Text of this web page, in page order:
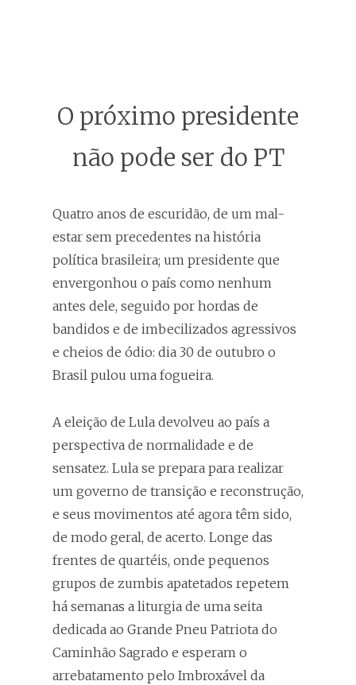
O próximo presidente
não pode ser do PT
Quatro anos de escuridão, de um mal-
estar sem precedentes na história
política brasileira; um presidente que
envergonhou o país como nenhum
antes dele, seguido por hordas de
bandidos e de imbecilizados agressivos
e cheios de ódio: dia 30 de outubro o
Brasil pulou uma fogueira.
A eleição de Lula devolveu ao país a
perspectiva de normalidade e de
sensatez. Lula se prepara para realizar
um governo de transição e reconstrução,
e seus movimentos até agora têm sido,
de modo geral, de acerto. Longe das
frentes de quartéis, onde pequenos
grupos de zumbis apatetados repetem
há semanas a liturgia de uma seita
dedicada ao Grande Pneu Patriota do
Caminhão Sagrado e esperam o
arrebatamento pelo Imbroxável da